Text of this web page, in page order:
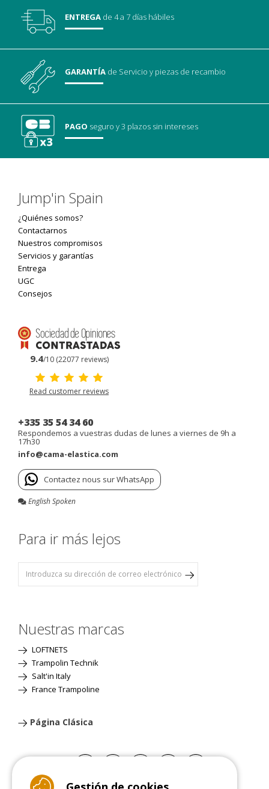
ENTREGA de 4 a 7 días hábiles
GARANTÍA de Servicioy piezas de recambio
PAGO seguroy 3 plazos sin intereses
Jump'in Spain
¿Quiénes somos?
Contactarnos
Nuestros compromisos
Servicios y garantías
Entrega
UGC
Consejos
9.4/10 (22077 reviews)
Read customer reviews
+335 35 54 34 60
Respondemos a vuestras dudas de lunes a viernes de 9h a
17h30
info@cama-elastica.com
Contactez nous sur WhatsApp
English Spoken
Para ir más lejos
Nuestras marcas
LOFTNETS
Trampolin Technik
Salt'in Italy
France Trampoline
Página Clásica